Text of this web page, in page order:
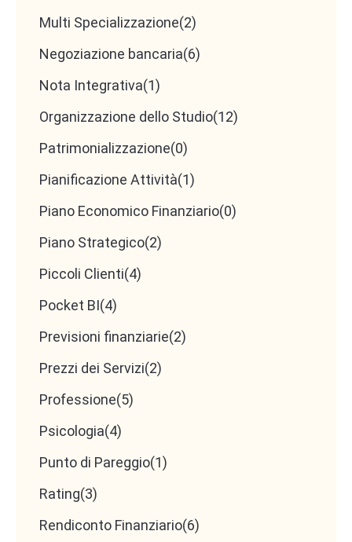
Multi Specializzazione(2)
Negoziazione bancaria(6)
Nota Integrativa(1)
Organizzazione dello Studio(12)
Patrimonializzazione(0)
Pianificazione Attività(1)
Piano Economico Finanziario(0)
Piano Strategico(2)
Piccoli Clienti(4)
Pocket BI(4)
Previsioni finanziarie(2)
Prezzi dei Servizi(2)
Professione(5)
Psicologia(4)
Punto di Pareggio(1)
Rating(3)
Rendiconto Finanziario(6)